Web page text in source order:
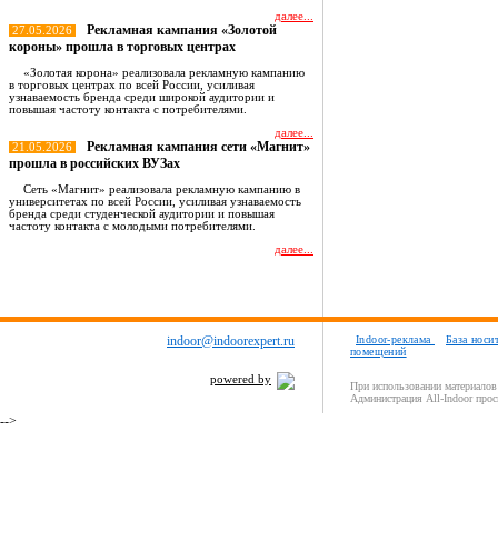
далее...
27.05.2026
Рекламная кампания «Золотой
короны» прошла в торговых центрах
«Золотая корона» реализовала рекламную кампанию
в торговых центрах по всей России, усиливая
узнаваемость бренда среди широкой аудитории и
повышая частоту контакта с потребителями.
далее...
21.05.2026
Рекламная кампания сети «Магнит»
прошла в российских ВУЗах
Сеть «Магнит» реализовала рекламную кампанию в
университетах по всей России, усиливая узнаваемость
бренда среди студенческой аудитории и повышая
частоту контакта с молодыми потребителями.
далее...
indoor@indoorexpert.ru
powered by
Indoor-реклама
База
помещений
При использовании
Администрация All-Indoor
-->